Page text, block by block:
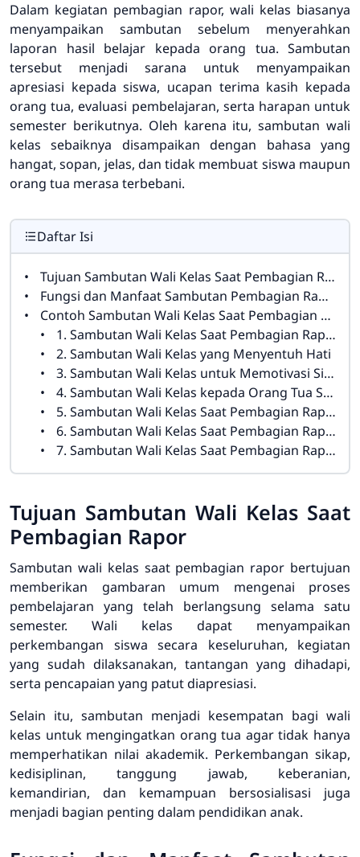
Dalam kegiatan pembagian rapor, wali kelas biasanya
menyampaikan sambutan sebelum menyerahkan
laporan hasil belajar kepada orang tua. Sambutan
tersebut menjadi sarana untuk menyampaikan
apresiasi kepada siswa, ucapan terima kasih kepada
orang tua, evaluasi pembelajaran, serta harapan untuk
semester berikutnya. Oleh karena itu, sambutan wali
kelas sebaiknya disampaikan dengan bahasa yang
hangat, sopan, jelas, dan tidak membuat siswa maupun
orang tua merasa terbebani.
Daftar Isi
Tujuan Sambutan Wali Kelas Saat Pembagian Rapor
Fungsi dan Manfaat Sambutan Pembagian Rapor
Contoh Sambutan Wali Kelas Saat Pembagian Rapor
1. Sambutan Wali Kelas Saat Pembagian Rapor Singkat
2. Sambutan Wali Kelas yang Menyentuh Hati
3. Sambutan Wali Kelas untuk Memotivasi Siswa
4. Sambutan Wali Kelas kepada Orang Tua Siswa
5. Sambutan Wali Kelas Saat Pembagian Rapor Kenaikan Kelas
6. Sambutan Wali Kelas Saat Pembagian Rapor Semester
7. Sambutan Wali Kelas Saat Pembagian Rapor yang Formal dan Berkesan
Tujuan Sambutan Wali Kelas Saat
Pembagian Rapor
Sambutan wali kelas saat pembagian rapor bertujuan
memberikan gambaran umum mengenai proses
pembelajaran yang telah berlangsung selama satu
semester. Wali kelas dapat menyampaikan
perkembangan siswa secara keseluruhan, kegiatan
yang sudah dilaksanakan, tantangan yang dihadapi,
serta pencapaian yang patut diapresiasi.
Selain itu, sambutan menjadi kesempatan bagi wali
kelas untuk mengingatkan orang tua agar tidak hanya
memperhatikan nilai akademik. Perkembangan sikap,
kedisiplinan, tanggung jawab, keberanian,
kemandirian, dan kemampuan bersosialisasi juga
menjadi bagian penting dalam pendidikan anak.